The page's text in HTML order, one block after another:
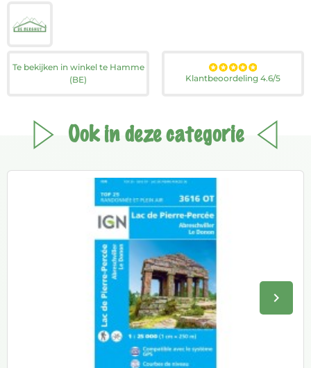
Te bekijken in winkel te Hamme
(BE)
Klantbeoordeling 4.6/5
Ook in deze categorie
keyboard_arrow_right